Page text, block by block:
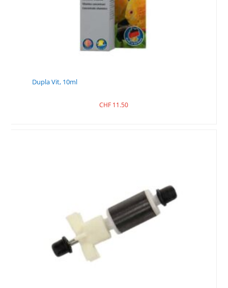
Dupla Vit, 10ml
CHF 11.50